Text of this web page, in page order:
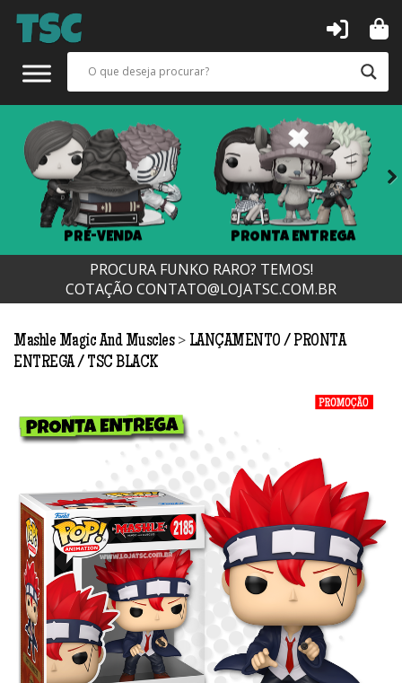
PRÉ-VENDA PRONTA ENTREGA
PROCURA FUNKO RARO? TEMOS!
COTAÇÃO CONTATO@LOJATSC.COM.BR
Mashle Magic And Muscles > LANÇAMENTO
PRONTA
ENTREGA
TSC BLACK